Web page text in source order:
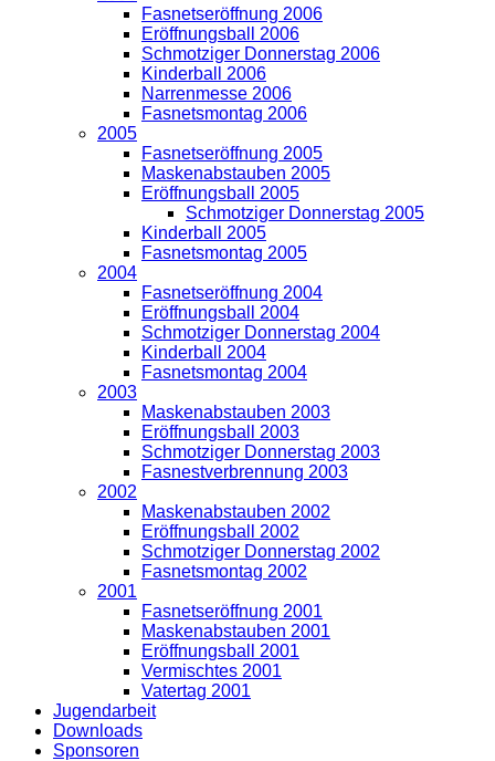
Fasnetseröffnung 2006
Eröffnungsball 2006
Schmotziger Donnerstag 2006
Kinderball 2006
Narrenmesse 2006
Fasnetsmontag 2006
2005
Fasnetseröffnung 2005
Maskenabstauben 2005
Eröffnungsball 2005
Schmotziger Donnerstag 2005
Kinderball 2005
Fasnetsmontag 2005
2004
Fasnetseröffnung 2004
Eröffnungsball 2004
Schmotziger Donnerstag 2004
Kinderball 2004
Fasnetsmontag 2004
2003
Maskenabstauben 2003
Eröffnungsball 2003
Schmotziger Donnerstag 2003
Fasnestverbrennung 2003
2002
Maskenabstauben 2002
Eröffnungsball 2002
Schmotziger Donnerstag 2002
Fasnetsmontag 2002
2001
Fasnetseröffnung 2001
Maskenabstauben 2001
Eröffnungsball 2001
Vermischtes 2001
Vatertag 2001
Jugendarbeit
Downloads
Sponsoren